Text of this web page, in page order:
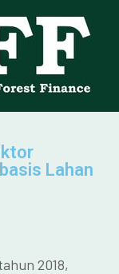
Lahan
2018,